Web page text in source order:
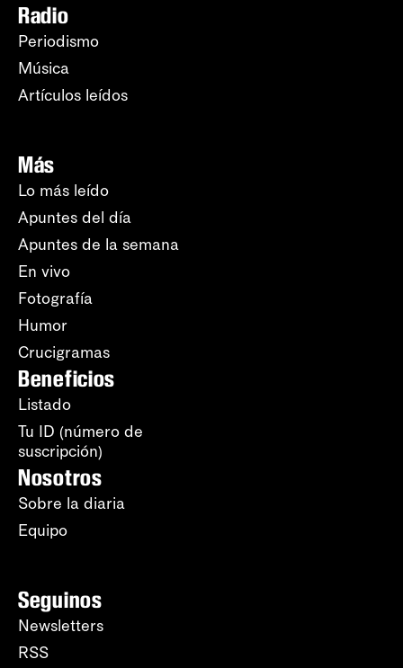
Radio
Periodismo
Música
Artículos leídos
Más
Lo más leído
Apuntes del día
Apuntes de la semana
En vivo
Fotografía
Humor
Crucigramas
Beneficios
Listado
Tu ID (número de
suscripción)
Nosotros
Sobre la diaria
Equipo
Seguinos
Newsletters
RSS